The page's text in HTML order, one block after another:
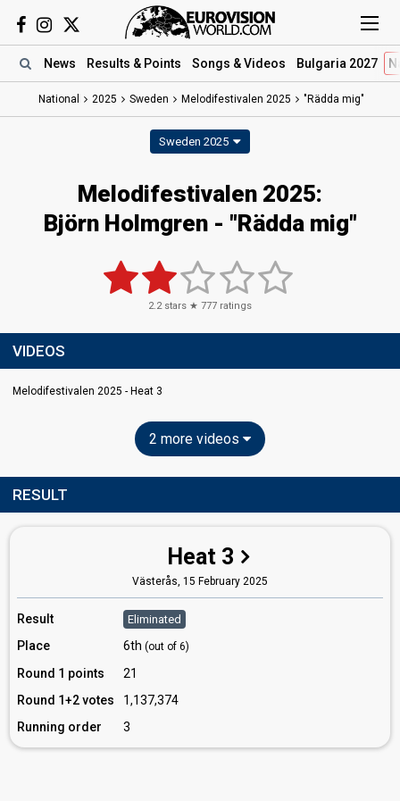
News Results & Points Songs & Videos Bulgaria 2027
National 2025 Sweden Melodifestivalen 2025 "Rädda mig"
Sweden 2025
Melodifestivalen 2025:
Björn Holmgren- "Rädda mig"
2.2stars ★ 777 ratings
VIDEOS
Melodifestivalen 2025 - Heat 3
2 more videos
RESULT
Heat 3
Västerås, 15 February 2025
Result Eliminated
Place 6th (out of 6)
Round 1 points
21
Round 1+2 votes
1,137,374
Running order
3